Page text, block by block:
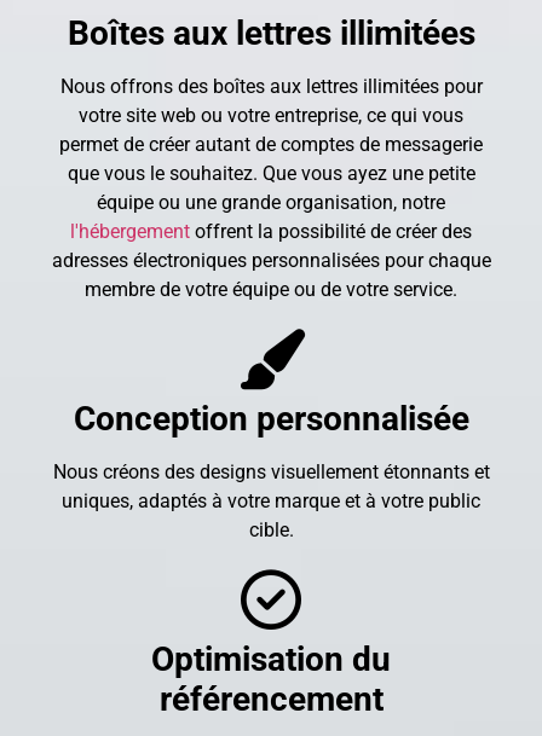
Boîtes aux lettres illimitées
Nous offrons des boîtes aux lettres illimitées pour
votre site web ou votre entreprise, ce qui vous
permet de créer autant de comptes de messagerie
que vous le souhaitez. Que vous ayez une petite
équipe ou une grande organisation, notre
l'hébergement offrent la possibilité de créer des
adresses électroniques personnalisées pour chaque
membre de votre équipe ou de votre service.
Conception personnalisée
Nous créons des designs visuellement étonnants et
uniques, adaptés à votre marque et à votre public
cible.
Optimisation du
référencement